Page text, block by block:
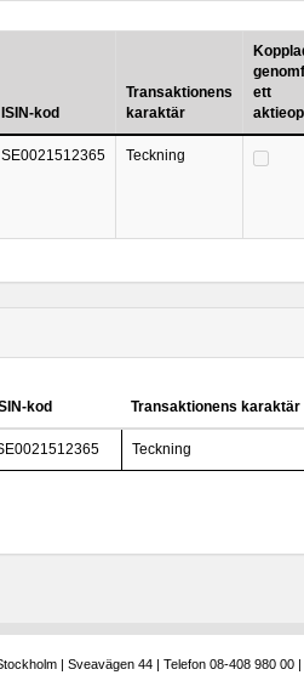
ISIN-kod
Transaktionens
karaktär
ett
SE0021512365 Teckning
kod Transaktionens karaktär
Teckning
| Sveavägen 44 | Telefon 08-408 980 00 |